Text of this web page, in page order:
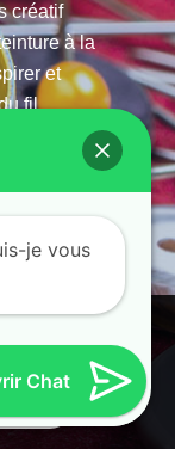
créatif
à la
et
fil.
Reserved |
ce site, vous
je vous
Chat